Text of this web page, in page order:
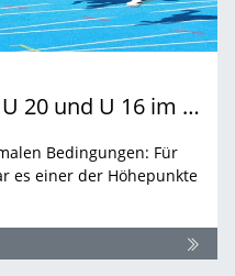
Badische Titelkämpfe U 20 und U 16 im Europastadion Rheinfelden
Bedingungen: Für
es einer der Höhepunkte